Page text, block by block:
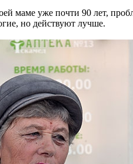
маме уже почти 90 лет,
но действуют лучше.